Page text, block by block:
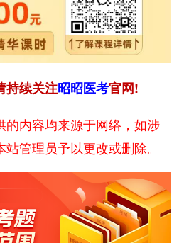
持续关注昭昭医考官网!
的内容均来源于网络，如涉
管理员予以更改或删除。